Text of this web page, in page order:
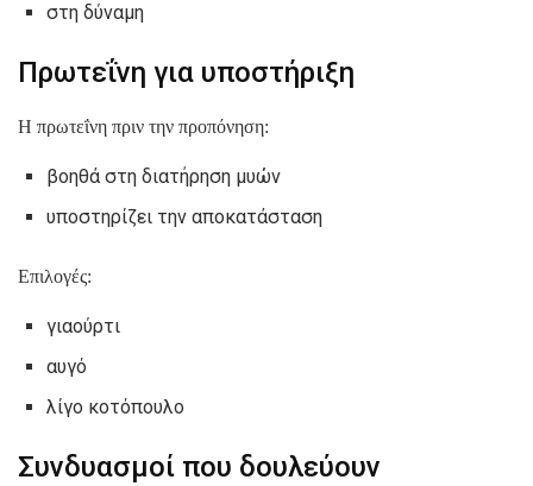
στη δύναμη
Πρωτεΐνη για υποστήριξη
Η πρωτεΐνη πριν την προπόνηση:
βοηθά στη διατήρηση μυών
υποστηρίζει την αποκατάσταση
Επιλογές:
γιαούρτι
αυγό
λίγο κοτόπουλο
Συνδυασμοί που δουλεύουν